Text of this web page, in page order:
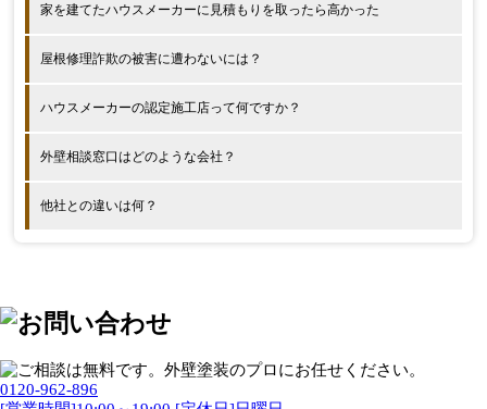
家を建てたハウスメーカーに見積もりを取ったら高かった
屋根修理詐欺の被害に遭わないには？
ハウスメーカーの認定施工店って何ですか？
外壁相談窓口はどのような会社？
他社との違いは何？
0120-962-896